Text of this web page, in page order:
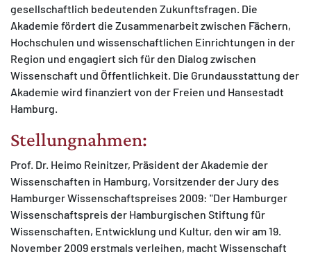
gesellschaftlich bedeutenden Zukunftsfragen. Die
Akademie fördert die Zusammenarbeit zwischen Fächern,
Hochschulen und wissenschaftlichen Einrichtungen in der
Region und engagiert sich für den Dialog zwischen
Wissenschaft und Öffentlichkeit. Die Grundausstattung der
Akademie wird finanziert von der Freien und Hansestadt
Hamburg.
Stellungnahmen:
Prof. Dr. Heimo Reinitzer, Präsident der Akademie der
Wissenschaften in Hamburg, Vorsitzender der Jury des
Hamburger Wissenschaftspreises 2009: "Der Hamburger
Wissenschaftspreis der Hamburgischen Stiftung für
Wissenschaften, Entwicklung und Kultur, den wir am 19.
November 2009 erstmals verleihen, macht Wissenschaft